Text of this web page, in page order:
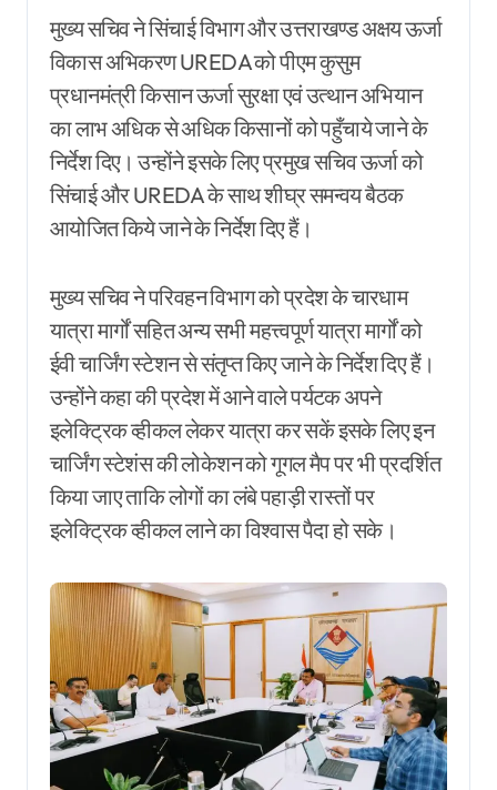
मुख्य सचिव ने सिंचाई विभाग और उत्तराखण्ड अक्षय ऊर्जा
विकास अभिकरण UREDA को पीएम कुसुम
प्रधानमंत्री किसान ऊर्जा सुरक्षा एवं उत्थान अभियान
का लाभ अधिक से अधिक किसानों को पहुँचाये जाने के
निर्देश दिए। उन्होंने इसके लिए प्रमुख सचिव ऊर्जा को
सिंचाई और UREDA के साथ शीघ्र समन्वय बैठक
आयोजित किये जाने के निर्देश दिए हैं।
मुख्य सचिव ने परिवहन विभाग को प्रदेश के चारधाम
यात्रा मार्गों सहित अन्य सभी महत्त्वपूर्ण यात्रा मार्गों को
ईवी चार्जिंग स्टेशन से संतृप्त किए जाने के निर्देश दिए हैं।
उन्होंने कहा की प्रदेश में आने वाले पर्यटक अपने
इलेक्ट्रिक व्हीकल लेकर यात्रा कर सकें इसके लिए इन
चार्जिंग स्टेशंस की लोकेशन को गूगल मैप पर भी प्रदर्शित
किया जाए ताकि लोगों का लंबे पहाड़ी रास्तों पर
इलेक्ट्रिक व्हीकल लाने का विश्वास पैदा हो सके।